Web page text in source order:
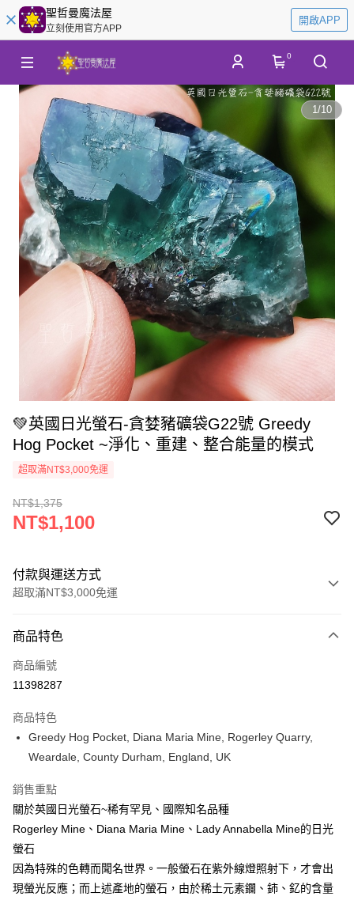
聖哲曼魔法屋
立刻使用官方APP
開啟APP
0
1/10
💚英國日光螢石-貪婪豬礦袋G22號 Greedy
Hog Pocket ~淨化、重建、整合能量的模式
超取滿NT$3,000免運
NT$1,375
NT$1,100
付款與運送方式
超取滿NT$3,000免運
信用卡一次付款
超商取貨付款
Apple Pay
街口支付
悠遊付
全家取貨付款
商品特色
商品編號
11398287
商品特色
Greedy Hog Pocket, Diana Maria Mine, Rogerley Quarry,
Weardale, County Durham, England, UK
銷售重點
關於英國日光螢石~稀有罕見、國際知名品種
Rogerley Mine、Diana Maria Mine、Lady Annabella Mine的日光
螢石
因為特殊的色轉而聞名世界。一般螢石在紫外線燈照射下，才會出
現螢光反應；而上述產地的螢石，由於稀土元素鑭、鈰、釔的含量